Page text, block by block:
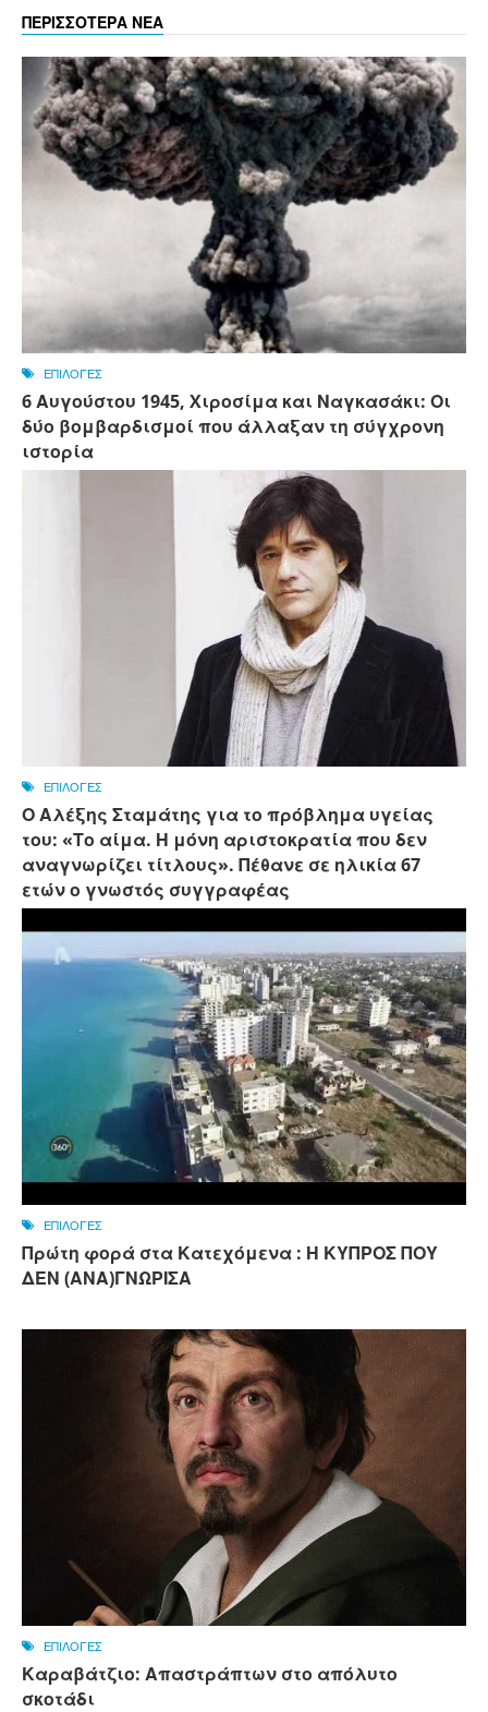
ΠΕΡΙΣΣΟΤΕΡΑ ΝΕΑ
ΕΠΙΛΟΓΕΣ
6 Αυγούστου 1945, Xιροσίμα και Ναγκασάκι: Οι
δύο βομβαρδισμοί που άλλαξαν τη σύγχρονη
ιστορία
ΕΠΙΛΟΓΕΣ
Ο Αλέξης Σταμάτης για το πρόβλημα υγείας
του: «Το αίμα. Η μόνη αριστοκρατία που δεν
αναγνωρίζει τίτλους». Πέθανε σε ηλικία 67
ετών ο γνωστός συγγραφέας
ΕΠΙΛΟΓΕΣ
Πρώτη φορά στα Κατεχόμενα : Η ΚΥΠΡΟΣ ΠΟΥ
ΔΕΝ (ΑΝΑ)ΓΝΩΡΙΣΑ
ΕΠΙΛΟΓΕΣ
Καραβάτζιο: Απαστράπτων στο απόλυτο
σκοτάδι